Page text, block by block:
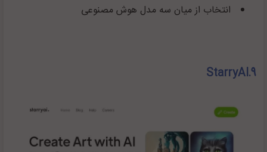
انتخاب از میان سه مدل هوش مصنوعی
9.StarryAI